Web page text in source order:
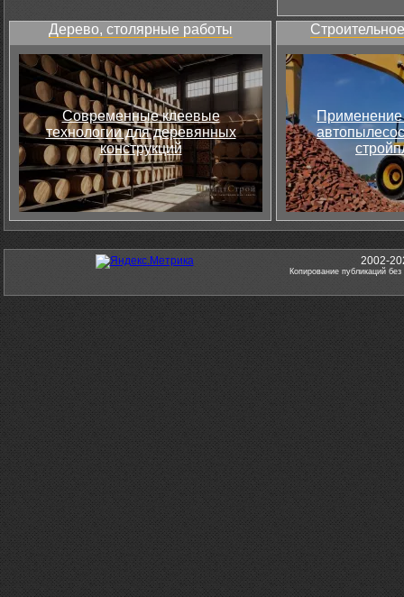
Дерево, столярные работы
Современные клеевые
технологии для деревянных
конструкций
Применение
2002-
Копирование публикаций